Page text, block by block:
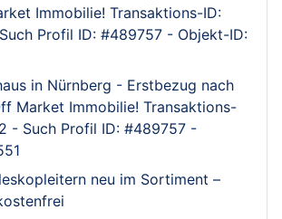
Immobilie! Transaktions-ID:
Profil ID: #489757 - Objekt-ID:
in Nürnberg - Erstbezug nach
Market Immobilie! Transaktions-
- Such Profil ID: #489757 -
neu im Sortiment –